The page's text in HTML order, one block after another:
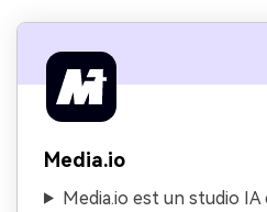
Media.io
Media.io est un studio